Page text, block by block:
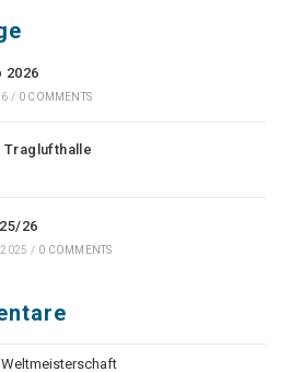
2026
/ 0 COMMENTS
Traglufthalle
26
2025 / 0 COMMENTS
Weltmeisterschaft